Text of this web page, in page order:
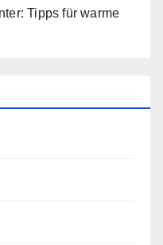
Tipps für warme